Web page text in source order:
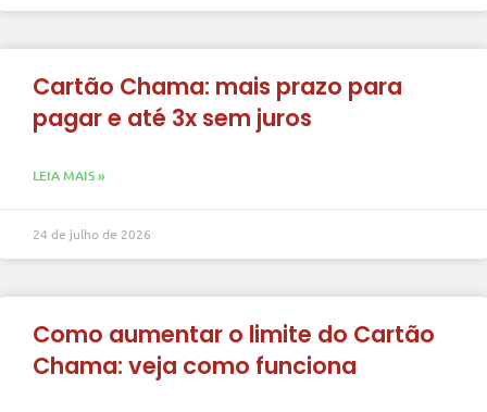
Cartão Chama: mais prazo para
pagar e até 3x sem juros
LEIA MAIS »
24 de julho de 2026
Como aumentar o limite do Cartão
Chama: veja como funciona